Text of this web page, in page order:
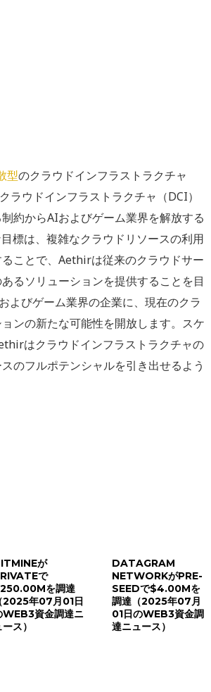
型のクラウドインフラストラクチャ
ラウドインフラストラクチャ（DCI）
約からAIおよびゲーム業界を解放する
標は、複雑なクラウドリソースの利用
ことで、Aethirは従来のクラウドサー
るソリューションを提供することを目
びゲーム業界の企業に、現在のクラ
ンの新たな可能性を開放します。スケ
はクラウドインフラストラクチャの
のフルポテンシャルを引き出せるよう
が
で
を調達
2025年07月01日
WEB3資金調達ニ
ース）
DATAGRAM
NETWORKがPRE-
SEEDで$4.00Mを
調達（2025年07月
01日のWEB3資金調
達ニュース）